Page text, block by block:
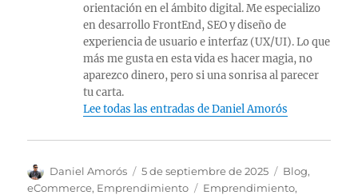
orientación en el ámbito digital. Me especializo
en desarrollo FrontEnd, SEO y diseño de
experiencia de usuario e interfaz (UX/UI). Lo que
más me gusta en esta vida es hacer magia, no
aparezco dinero, pero si una sonrisa al parecer
tu carta.
Lee todas las entradas de Daniel Amorós
A
u
Daniel Amorós
P
u
5 de septiembre de 2025
C
a
Blog,
eCommerce, Emprendimiento
E
Emprendimiento,